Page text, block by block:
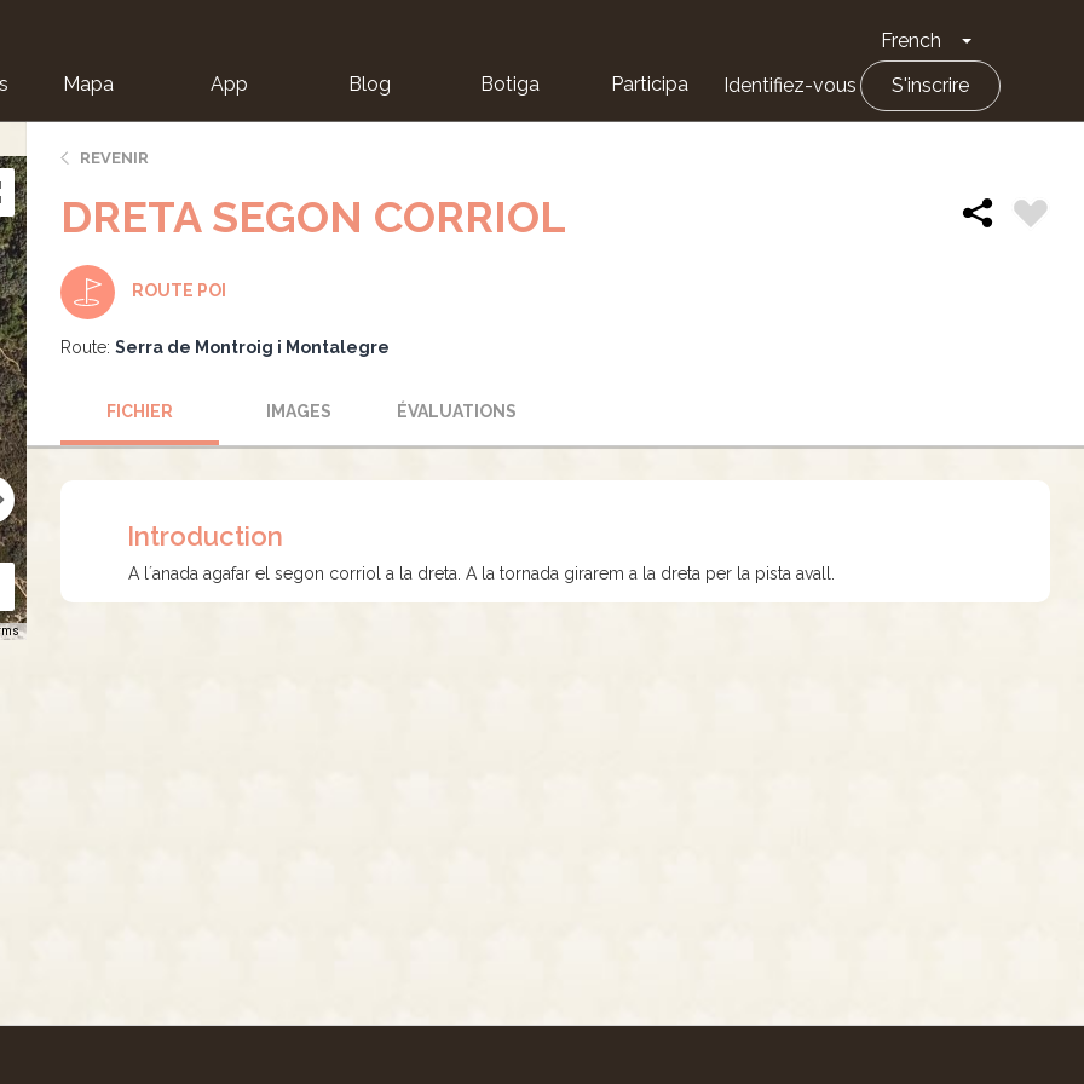
French Toggle
Mapa App Blog Botiga Participa Identifiez-vous S'inscrire
REVENIR
DRETA SEGON CORRIOL
ROUTE POI
Route: Serra de Montroig i Montalegre
FICHIER IMAGES ÉVALUATIONS
Introduction
A l´anada agafar el segon corriol a la dreta. A la tornada girarem a la dreta per la pista avall.